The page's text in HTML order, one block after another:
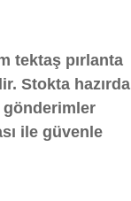
tektaş pırlanta
Stokta hazırda
gönderimler
ile güvenle